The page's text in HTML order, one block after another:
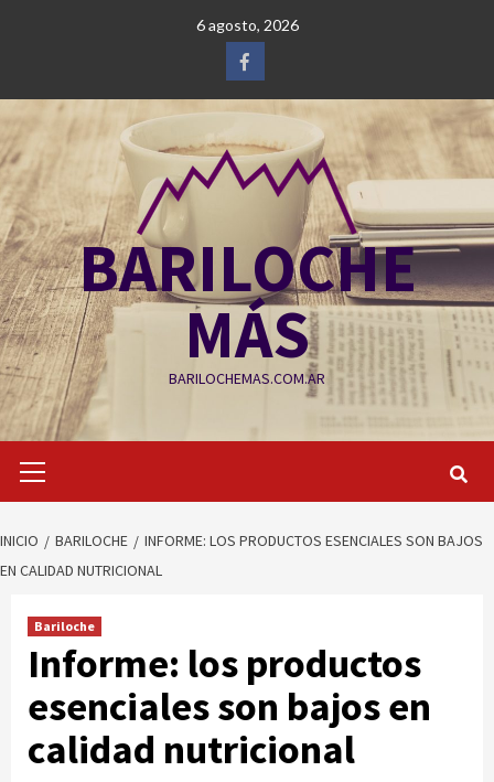
6 agosto, 2026
Facebook
BARILOCHE
MÁS
BARILOCHEMAS.COM.AR
primario
INICIO BARILOCHE
INFORME: LOS PRODUCTOS ESENCIALES SON BAJOS
EN CALIDAD NUTRICIONAL
Bariloche
Informe: los productos
esenciales son bajos en
calidad nutricional